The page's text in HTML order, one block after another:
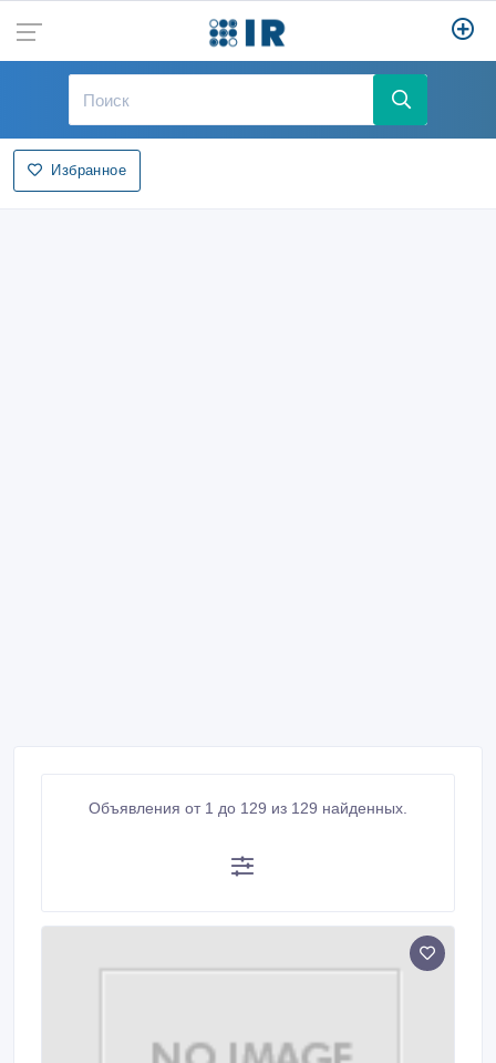
Избранное
Объявления от 1 до 129 из 129 найденных.